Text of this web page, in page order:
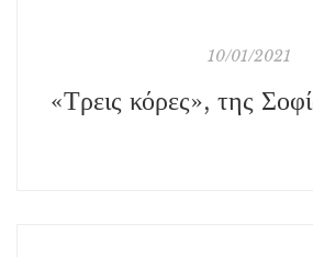
10/01/2021